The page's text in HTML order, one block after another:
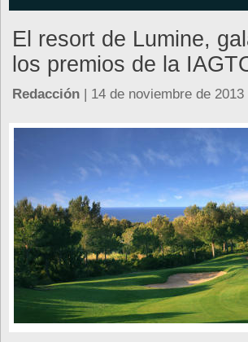
El resort de Lumine,
los premios de la
Redacción | 14 de noviembre de 2013